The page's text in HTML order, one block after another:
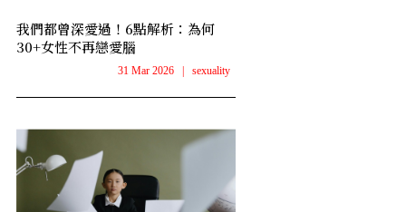
我們都曾深愛過！6點解析：為何
30+女性不再戀愛腦
31 Mar 2026 | sexuality